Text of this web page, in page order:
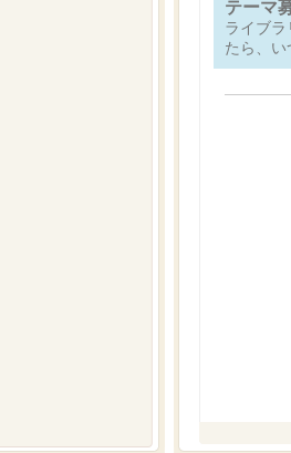
テーマ
ライブ
たら、